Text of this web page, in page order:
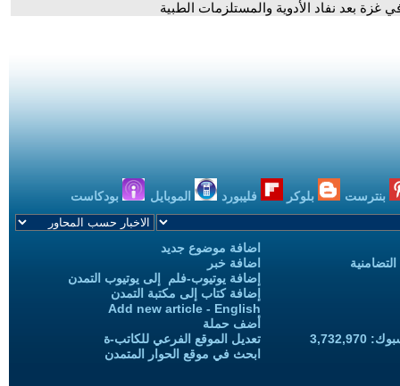
بنترست بلوكر فليبورد الموبايل بودكاست
اضافة موضوع جديد
اضافة خبر
إضافة يوتيوب-فلم إلى يوتيوب التمدن
إضافة كتاب إلى مكتبة التمدن
Add new article - English
أضف حملة
تعديل الموقع الفرعي للكاتب-ة
ابحث في موقع الحوار المتمدن